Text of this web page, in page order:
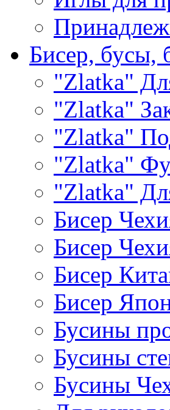
Бисер, бусы,
"Zlatka"
"Zlatka"
"Zlatka"
"Zlatka"
"Zlatka"
Бисер
Бисер
Бисер
Бисер
Бусины
Бусины
Бусины